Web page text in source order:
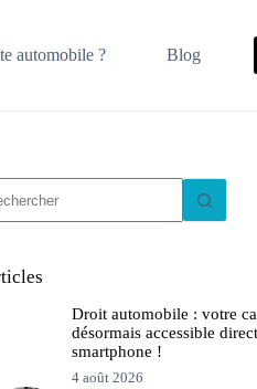
automobile ? Blog
Droit automobile : votre
désormais accessible
smartphone !
4 août 2026